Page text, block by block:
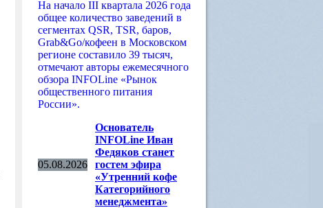
На начало III квартала 2026 года
общее количество заведений в
сегментах QSR, TSR, баров,
Grab&Go/кофеен в Московском
регионе составило 39 тысяч,
отмечают авторы ежемесячного
обзора INFOLine «Рынок
общественного питания
России».
05.08.2026
Основатель
INFOLine Иван
Федяков станет
гостем эфира
«Утренний кофе
Категорийного
менеджмента»